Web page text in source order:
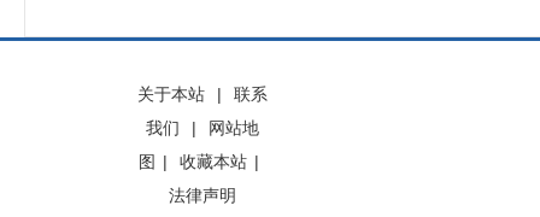
关于本站 |
联系
我们
|
网站地
图 | 收藏本站 |
法律声明